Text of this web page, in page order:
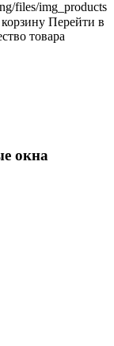
files/img_products
Перейти в
товара
окна